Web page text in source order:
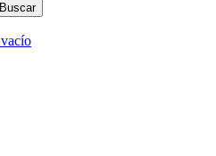
Buscar
vacío